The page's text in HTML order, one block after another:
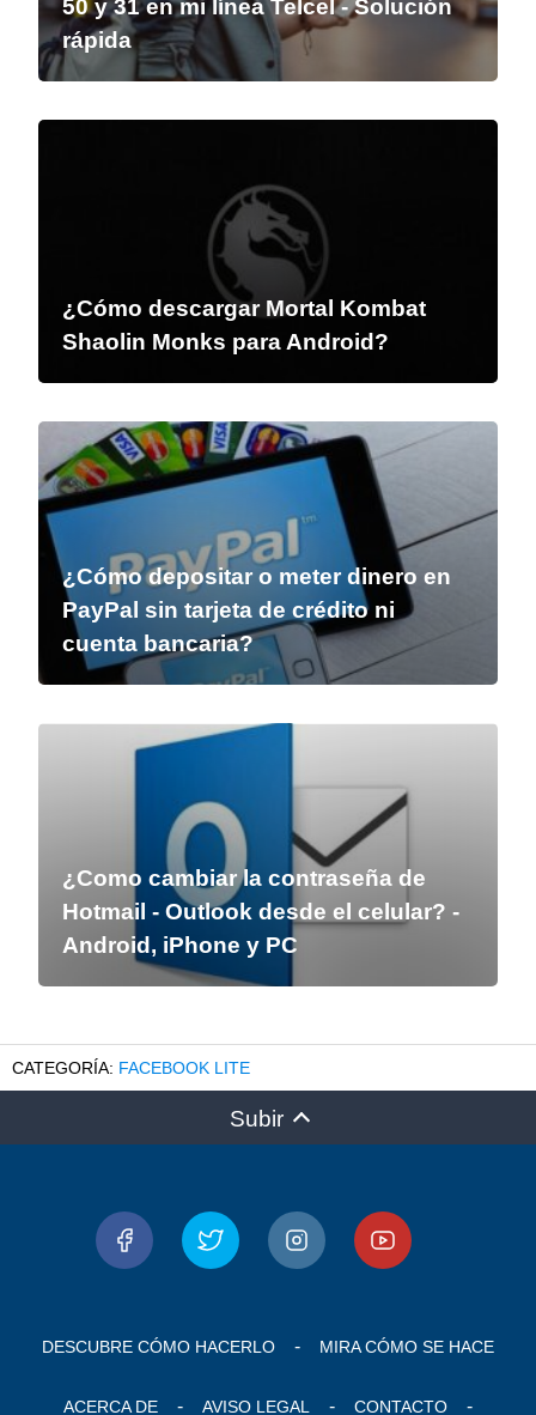
50 y 31 en mi línea Telcel - Solución
rápida
¿Cómo descargar Mortal Kombat
Shaolin Monks para Android?
¿Cómo depositar o meter dinero en
PayPal sin tarjeta de crédito ni
cuenta bancaria?
¿Como cambiar la contraseña de
Hotmail - Outlook desde el celular? -
Android, iPhone y PC
FACEBOOK LITE
Subir
DESCUBRE CÓMO HACERLO MIRA CÓMO SE HACE
ACERCA DE AVISO LEGAL CONTACTO